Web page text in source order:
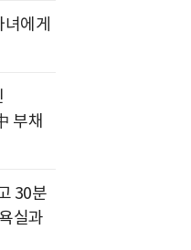
에게
부채
30분
실과